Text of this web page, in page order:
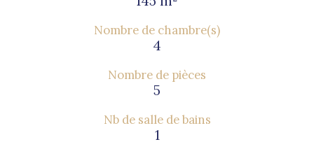
Nombre de chambre(s)
4
Nombre de pièces
5
Nb de salle de bains
1